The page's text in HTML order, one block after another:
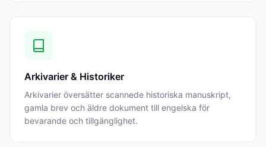
Arkivarier & Historiker
Arkivarier översätter scannede historiska manuskript,
gamla brev och äldre dokument till engelska för
bevarande och tillgänglighet.